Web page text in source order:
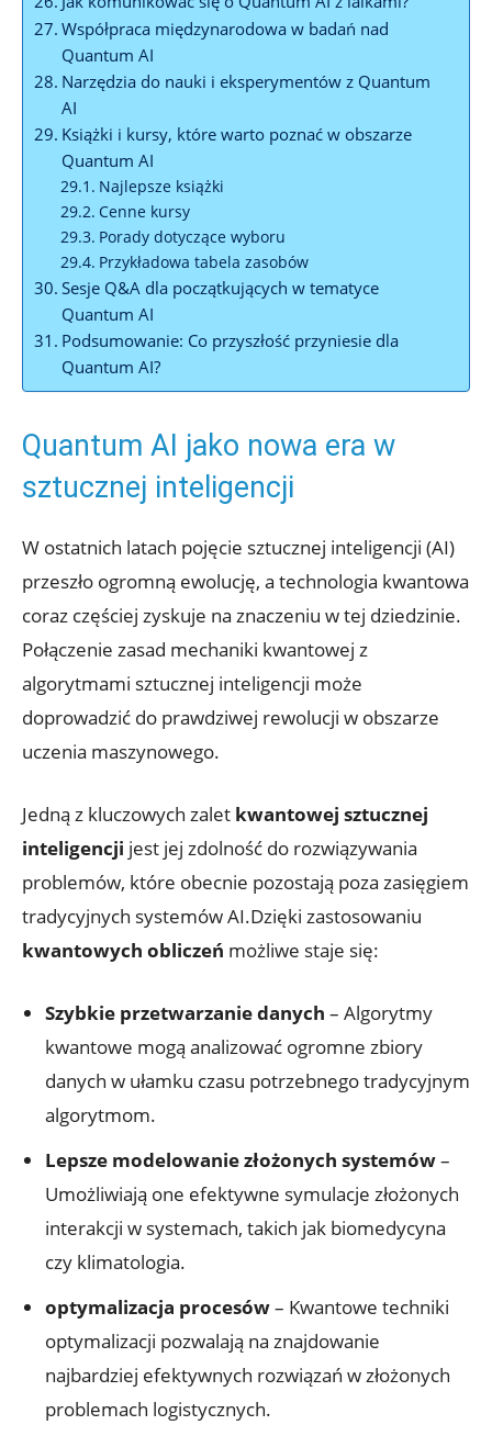
Współpraca międzynarodowa w badań nad
Quantum AI
Narzędzia do nauki i eksperymentów z Quantum
AI
Książki i kursy, które warto poznać w obszarze
Quantum AI
Najlepsze książki
Cenne kursy
Porady dotyczące wyboru
Przykładowa tabela zasobów
Sesje Q&A dla początkujących w tematyce
Quantum AI
Podsumowanie: Co przyszłość przyniesie dla
Quantum AI?
Quantum AI jako nowa era w
sztucznej inteligencji
W ostatnich latach pojęcie sztucznej inteligencji (AI)
przeszło ogromną ewolucję, a technologia kwantowa
coraz częściej zyskuje na znaczeniu w tej dziedzinie.
Połączenie zasad mechaniki kwantowej z
algorytmami sztucznej inteligencji może
doprowadzić do prawdziwej rewolucji w obszarze
uczenia maszynowego.
Jedną z kluczowych zalet kwantowej sztucznej
inteligencji jest jej zdolność do rozwiązywania
problemów, które obecnie pozostają poza zasięgiem
tradycyjnych systemów AI.Dzięki zastosowaniu
kwantowych obliczeń możliwe staje się:
Szybkie przetwarzanie danych – Algorytmy
kwantowe mogą analizować ogromne zbiory
danych w ułamku czasu potrzebnego tradycyjnym
algorytmom.
Lepsze modelowanie złożonych systemów–
Umożliwiają one efektywne symulacje złożonych
interakcji w systemach, takich jak biomedycyna
czy klimatologia.
optymalizacja procesów– Kwantowe techniki
optymalizacji pozwalają na znajdowanie
najbardziej efektywnych rozwiązań w złożonych
problemach logistycznych.